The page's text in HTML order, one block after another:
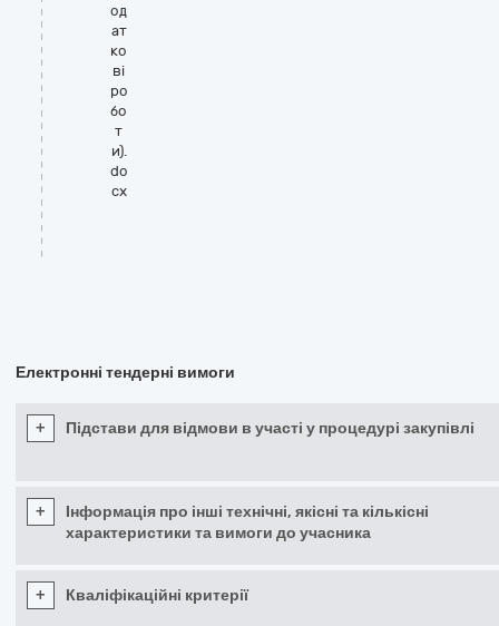
од
ат
ко
ві
ро
бо
т
и).
do
cx
Електронні тендерні вимоги
+ Підстави для відмови в участі у процедурі закупівлі
+
Інформація про інші технічні, якісні та кількісні
характеристики та вимоги до учасника
+ Кваліфікаційні критерії